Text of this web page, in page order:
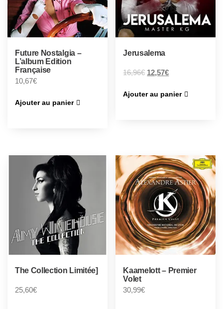
Future Nostalgia –
L’album Edition
Française
10,67€
Ajouter au panier
Jerusalema
16,96€ 12,57€
Ajouter au panier
The Collection Limitée]
25,60€
Kaamelott – Premier
Volet
30,99€